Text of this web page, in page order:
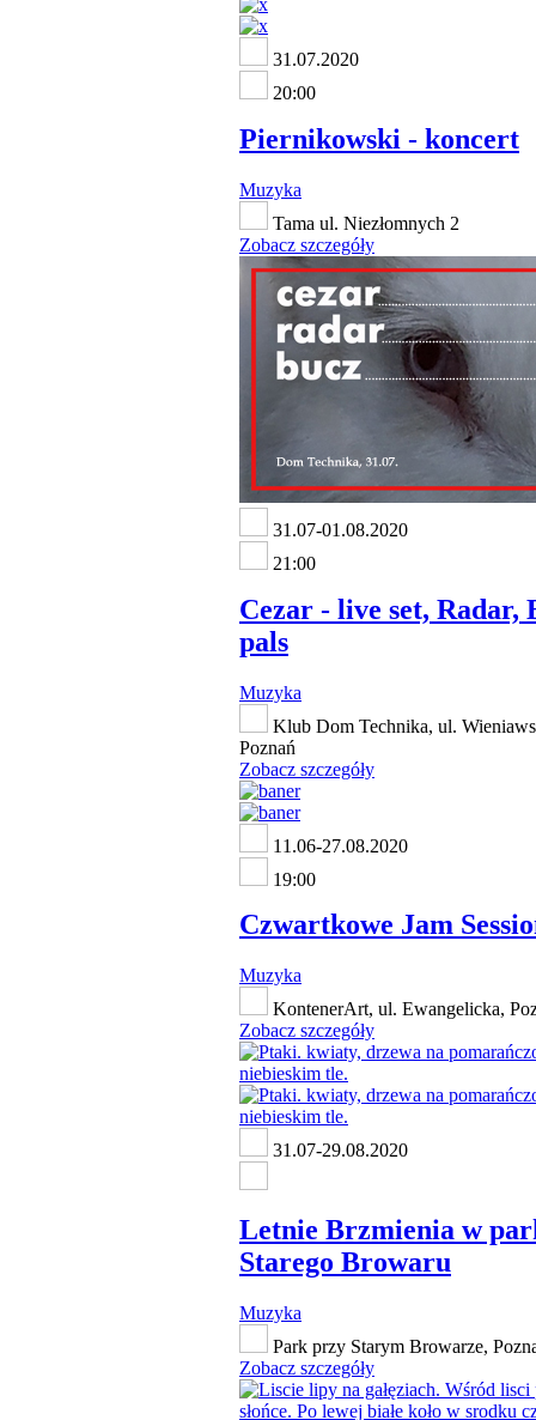
31.07.2020
20:00
Piernikowski - koncert
Muzyka
Tama ul. Niezłomnych 2
Zobacz szczegóły
31.07-01.08.2020
21:00
Cezar - live set, Radar,
pals
Muzyka
Klub Dom Technika, ul.
Poznań
Zobacz szczegóły
11.06-27.08.2020
19:00
Czwartkowe Jam
Muzyka
KontenerArt, ul. Ewangelicka,
Zobacz szczegóły
31.07-29.08.2020
Letnie Brzmienia w
Starego Browaru
Muzyka
Park przy Starym Browarze,
Zobacz szczegóły